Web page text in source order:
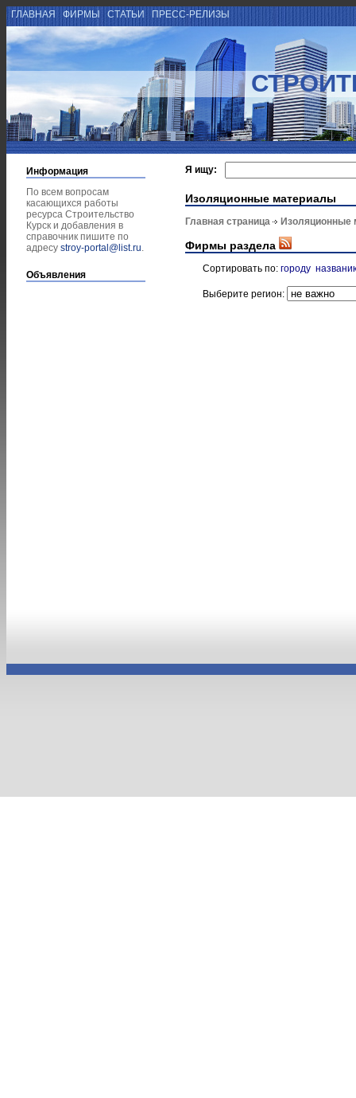
ГЛАВНАЯ ФИРМЫ СТАТЬИ ПРЕСС-РЕЛИЗЫ
Информация
По всем вопросам
касающихся работы
ресурса Строительство
Курск и добавления в
справочник пишите по
адресу stroy-portal@list.ru.
Объявления
Я ищу:
Изоляционные материалы
Главная страница Изоляционные
Фирмы раздела
Сортировать по: городу
Выберите регион: